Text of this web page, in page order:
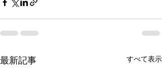
最新記事 すべて表示